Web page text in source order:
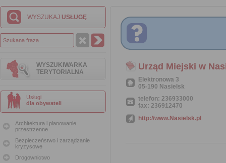
WYSZUKAJ USŁUGĘ
WYSZUKIWARKA
TERYTORIALNA
Usługi
dla obywateli
Architektura i planowanie
przestrzenne
Bezpieczeństwo i zarządzanie
kryzysowe
Drogownictwo
Urząd Miejski w
Elektronowa 3
05-190 Nasielsk
telefon: 236933000
fax: 236912470
http://www.Nasielsk.pl